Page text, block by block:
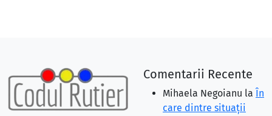
Comentarii Recente
Mihaela Negoianu la În
care dintre situaţii